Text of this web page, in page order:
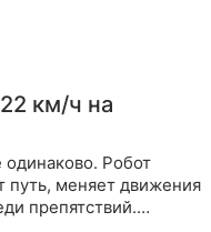
км/ч на
Робот
путь, меняет движения
препятствий.